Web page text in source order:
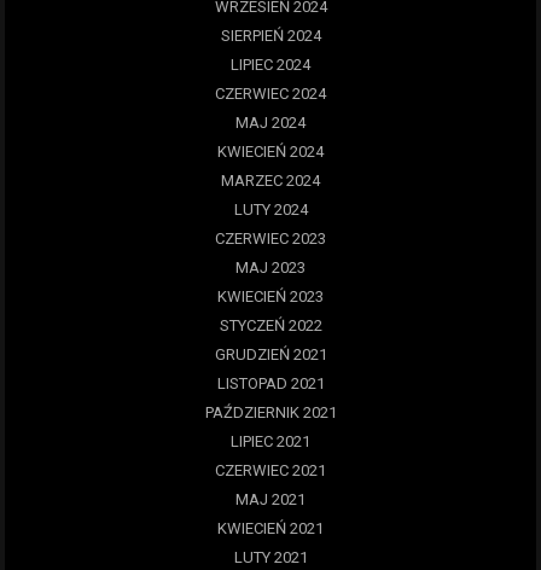
WRZESIEŃ 2024
SIERPIEŃ 2024
LIPIEC 2024
CZERWIEC 2024
MAJ 2024
KWIECIEŃ 2024
MARZEC 2024
LUTY 2024
CZERWIEC 2023
MAJ 2023
KWIECIEŃ 2023
STYCZEŃ 2022
GRUDZIEŃ 2021
LISTOPAD 2021
PAŹDZIERNIK 2021
LIPIEC 2021
CZERWIEC 2021
MAJ 2021
KWIECIEŃ 2021
LUTY 2021